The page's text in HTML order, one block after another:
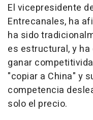
El vicepresidente
Entrecanales, ha
ha sido
es estructural, y
ganar
"copiar a China" y
competencia
solo el precio.